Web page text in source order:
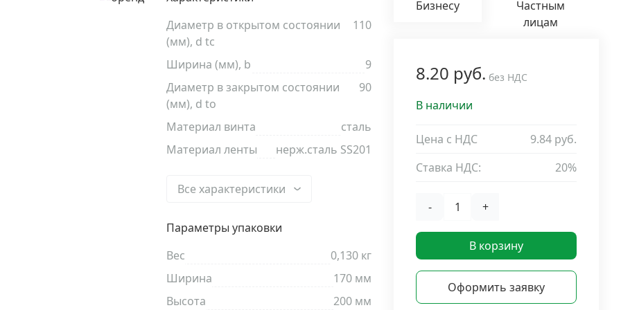
Диаметр в открытом состоянии
(мм), d tc
110
Ширина (мм), b
9
Диаметр в закрытом состоянии
(мм), d to
90
Материал винта
сталь
Материал ленты
нерж.сталь SS201
Все характеристики
Параметры упаковки
Вес
0,130 кг
Ширина
170 мм
Высота
200 мм
Бизнесу
Частным
лицам
8.20 руб. без НДС
В наличии
Цена с НДС
9.84 руб.
Ставка НДС:
20%
- +
В корзину
Оформить заявку